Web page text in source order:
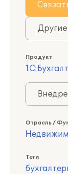
Продукт
Отрасль /
Теги